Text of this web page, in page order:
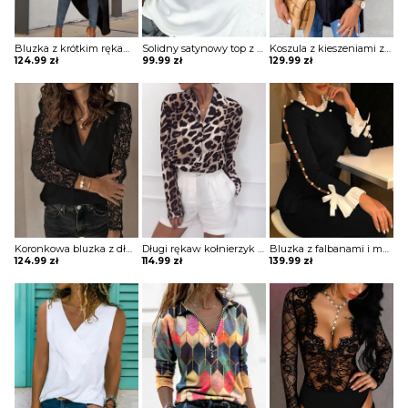
Bluzka z krótkim rękawem i dekoltem w szpic Jarmila
124.99 zł
Solidny satynowy top z dekoltem w szpic bluzka Neziha
99.99 zł
Koszula z kieszeniami zapinanymi na guziki bluzka Ritva
129.99 zł
Koronkowa bluzka z długim rękawem Norela
124.99 zł
Długi rękaw kołnierzyk cętki panterka koszula rozpinana do pracy casual na co dzień bluzka Ayn
114.99 zł
Bluzka z falbanami i mankietami Misti
139.99 zł